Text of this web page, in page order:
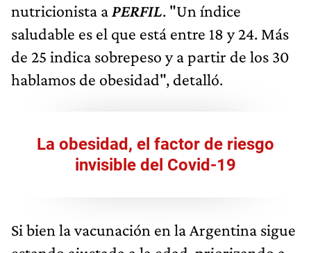
nutricionista aPERFIL. "Un índice
saludable es el que está entre 18 y 24. Más
de 25 indica sobrepeso y a partir de los 30
hablamos de obesidad", detalló.
La obesidad, el factor de riesgo
invisible del Covid-19
Si bien la vacunación en la Argentina sigue